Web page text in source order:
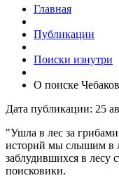
Главная
Публикации
Поиски изнутри
О поиске
Дата публикации: 25
"Ушла в лес за
историй мы слышим в
заблудившихся в лесу
поисковики.